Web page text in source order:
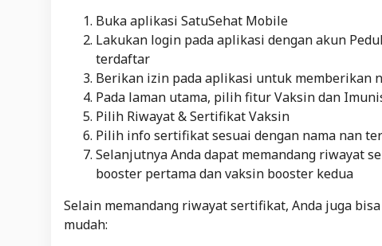
Buka aplikasi SatuSehat Mobile
Lakukan login pada aplikasi dengan akun
terdaftar
Berikan izin pada aplikasi untuk memberikan
Pada laman utama, pilih fitur Vaksin dan
Pilih Riwayat & Sertifikat Vaksin
Pilih info sertifikat sesuai dengan nama nan
Selanjutnya Anda dapat memandang riwayat
booster pertama dan vaksin booster kedua
Selain memandang riwayat sertifikat, Anda juga
mudah: